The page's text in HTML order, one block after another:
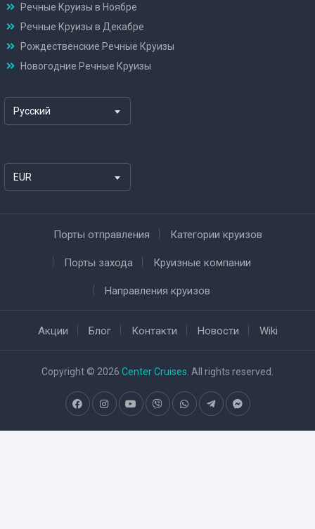
Речные Круизы в Ноябре
Речные Круизы в Декабре
Рождественские Речные Круизы
Новогодние Речные Круизы
Русский
EUR
Порты отправления Категории круизов
Порты захода Круизные компании
Направления круизов
Акции Блог Контакти Новости Wiki
Copyright © 2026 Center Cruises . All rights reserved.